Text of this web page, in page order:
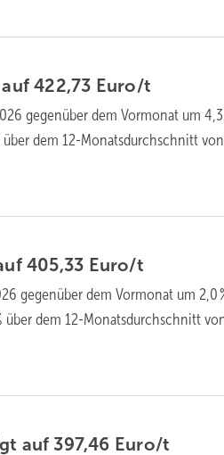
422,73 Euro/t
gegen­über dem Vor­mo­nat um 4,3
dem 12-Monats­durch­schnitt von
405,33 Euro/t
gegen­über dem Vor­mo­nat um 2,0
über dem 12-Monats­durch­schnitt
auf 397,46 Euro/t